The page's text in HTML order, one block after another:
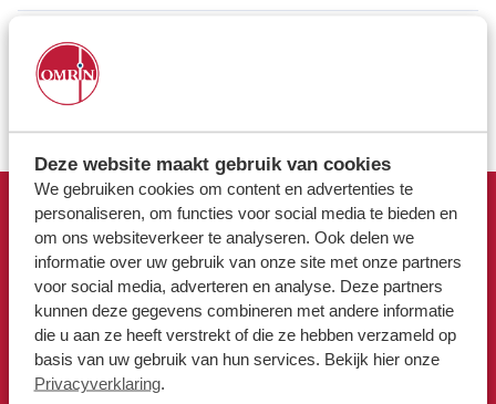
Deze website maakt gebruik van cookies
We gebruiken cookies om content en advertenties te
personaliseren, om functies voor social media te bieden en
om ons websiteverkeer te analyseren. Ook delen we
informatie over uw gebruik van onze site met onze partners
voor social media, adverteren en analyse. Deze partners
kunnen deze gegevens combineren met andere informatie
die u aan ze heeft verstrekt of die ze hebben verzameld op
basis van uw gebruik van hun services. Bekijk hier onze
Privacyverklaring.
Contact
Storing, klacht of vraag
Klantenservice SYP
Locaties
Werken bij
Voor gemeenten
Voor leveranciers en bezoekers
bedrijf?
Welke container moet ik hebben voor mijn bedrijfsafval?
Afvalkalender
Omrin Afvalapp
Milieustraat
Afspraak milieustraat
Afval aanmelden